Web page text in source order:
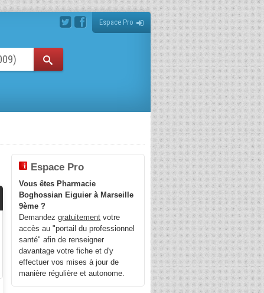
Espace Pro
Espace Pro
Vous êtes Pharmacie
Boghossian Eiguier à Marseille
9ème ?
Demandezgratuitement votre
accès au "portail du professionnel
santé" afin de renseigner
davantage votre fiche et d'y
effectuer vos mises à jour de
manière régulière et autonome.